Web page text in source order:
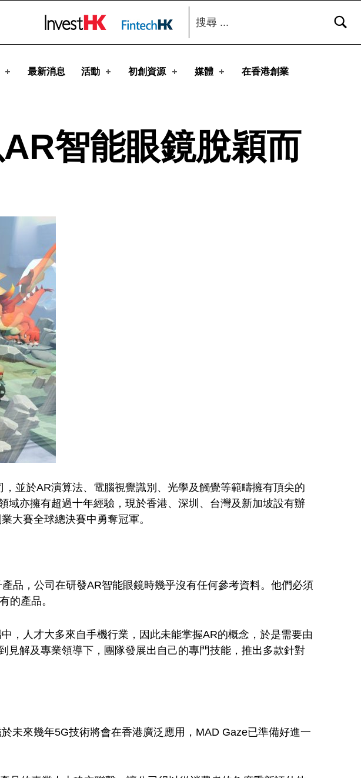
最新消息 活動 初創資源 媒體 在香港創業
搜尋：
智能眼鏡脫穎而
並於AR演算法、電腦視覺識別、光學及觸覺等範疇擁有頂尖的
亦擁有超過十年經驗，現於香港、深圳、台灣及新加坡設有辦
大賽全球總決賽中勇奪冠軍。
品，公司在研發AR智能眼鏡時幾乎沒有任何參考資料。他們必須
的產品。
，人才大多來自手機行業，因此未能掌握AR的概念，於是需要由
解及專業領導下，團隊發展出自己的專門技能，推出多款針對
未來幾年5G技術將會在香港廣泛應用，MAD Gaze已準備好進一